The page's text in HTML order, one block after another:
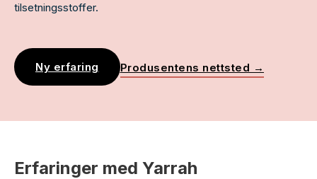
tilsetningsstoffer.
Ny erfaring Produsentens nettsted →
Erfaringer med Yarrah